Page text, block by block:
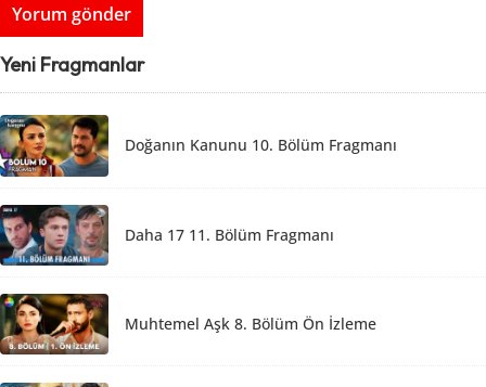
Yeni Fragmanlar
Doğanın Kanunu 10. Bölüm Fragmanı
Daha 17 11. Bölüm Fragmanı
Muhtemel Aşk 8. Bölüm Ön İzleme